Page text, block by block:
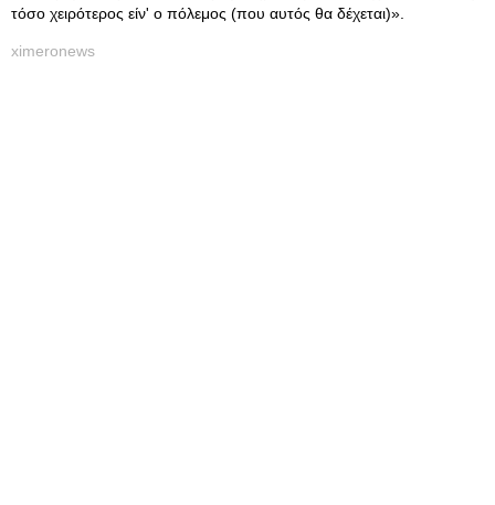
τόσο χειρότερος είν' ο πόλεμος (που αυτός θα δέχεται)».
ximeronews